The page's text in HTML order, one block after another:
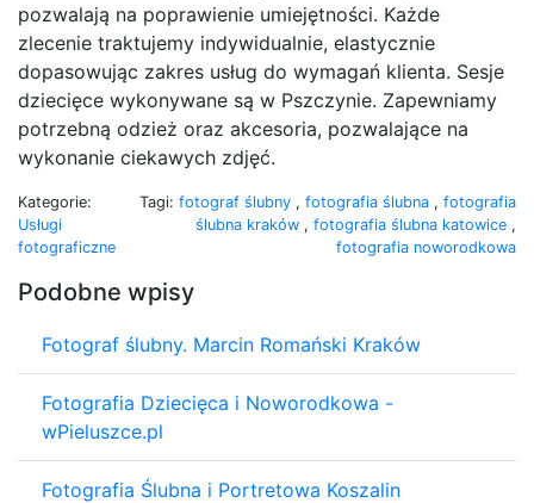
pozwalają na poprawienie umiejętności. Każde
zlecenie traktujemy indywidualnie, elastycznie
dopasowując zakres usług do wymagań klienta. Sesje
dziecięce wykonywane są w Pszczynie. Zapewniamy
potrzebną odzież oraz akcesoria, pozwalające na
wykonanie ciekawych zdjęć.
Kategorie:
Usługi
fotograficzne
Tagi: fotograf ślubny , fotografia ślubna , fotografia
ślubna kraków , fotografia ślubna katowice ,
fotografia noworodkowa
Podobne wpisy
Fotograf ślubny. Marcin Romański Kraków
Fotografia Dziecięca i Noworodkowa -
wPieluszce.pl
Fotografia Ślubna i Portretowa Koszalin